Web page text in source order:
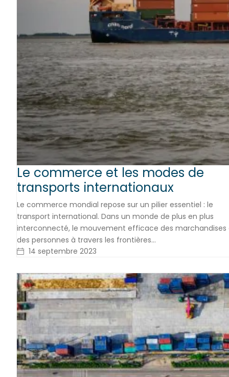
Le commerce et les modes de
transports internationaux
Le commerce mondial repose sur un pilier essentiel : le
transport international. Dans un monde de plus en plus
interconnecté, le mouvement efficace des marchandises
des personnes à travers les frontières…
14 septembre 2023